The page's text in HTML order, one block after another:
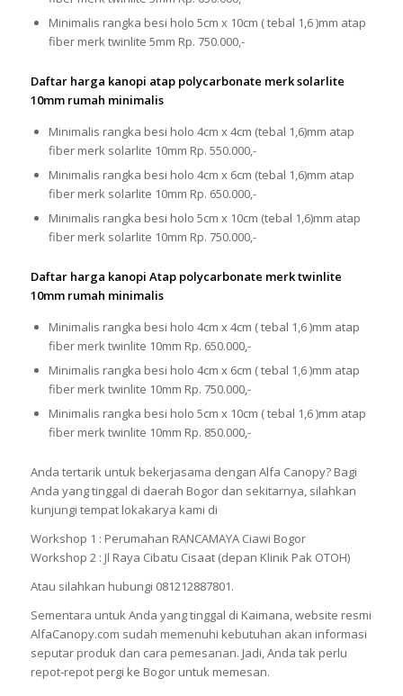
Minimalis rangka besi holo 5cm x 10cm ( tebal 1,6 )mm atap
fiber merk twinlite 5mm Rp. 750.000,-
Daftar harga kanopi atap polycarbonate merk solarlite
10mm rumah minimalis
Minimalis rangka besi holo 4cm x 4cm (tebal 1,6)mm atap
fiber merk solarlite 10mm Rp. 550.000,-
Minimalis rangka besi holo 4cm x 6cm (tebal 1,6)mm atap
fiber merk solarlite 10mm Rp. 650.000,-
Minimalis rangka besi holo 5cm x 10cm (tebal 1,6)mm atap
fiber merk solarlite 10mm Rp. 750.000,-
Daftar harga kanopi Atap polycarbonate merk twinlite
10mm rumah minimalis
Minimalis rangka besi holo 4cm x 4cm ( tebal 1,6 )mm atap
fiber merk twinlite 10mm Rp. 650.000,-
Minimalis rangka besi holo 4cm x 6cm ( tebal 1,6 )mm atap
fiber merk twinlite 10mm Rp. 750.000,-
Minimalis rangka besi holo 5cm x 10cm ( tebal 1,6 )mm atap
fiber merk twinlite 10mm Rp. 850.000,-
Anda tertarik untuk bekerjasama dengan Alfa Canopy? Bagi
Anda yang tinggal di daerah Bogor dan sekitarnya, silahkan
kunjungi tempat lokakarya kami di
Workshop 1 : Perumahan RANCAMAYA Ciawi Bogor
Workshop 2 : Jl Raya Cibatu Cisaat (depan Klinik Pak OTOH)
Atau silahkan hubungi 081212887801.
Sementara untuk Anda yang tinggal di Kaimana, website resmi
AlfaCanopy.com sudah memenuhi kebutuhan akan informasi
seputar produk dan cara pemesanan. Jadi, Anda tak perlu
repot-repot pergi ke Bogor untuk memesan.